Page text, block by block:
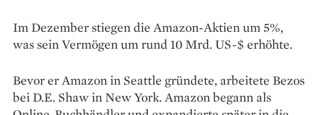
Im Dezember stiegen die Amazon-Aktien um 5%,
was sein Vermögen um rund 10 Mrd. US-$ erhöhte.
Bevor er Amazon in Seattle gründete, arbeitete Bezos
bei D.E. Shaw in New York. Amazon begann als